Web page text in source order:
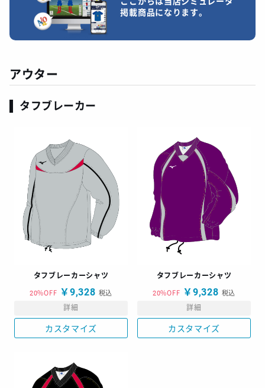
掲載商品になります。
アウター
タフブレーカー
タフブレーカーシャツ
20%OFF ￥9,328 税込
詳細
カスタマイズ
タフブレーカーシャツ
20%OFF ￥9,328 税込
詳細
カスタマイズ